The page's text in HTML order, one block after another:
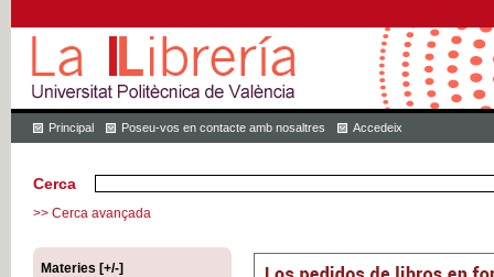
Principal Poseu-vos en contacte amb nosaltres Accedeix
Cerca
>> Cerca avançada
Materies [+/-]